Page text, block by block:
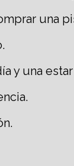
una
y una